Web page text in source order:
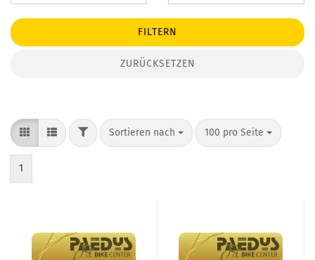
FILTERN
ZURÜCKSETZEN
FILTERSortieren nach
Sortieren nach 100 pro Seite
pro Seite
1